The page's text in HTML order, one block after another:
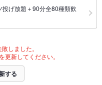
げ放題＋90分全80種類飲
しました。
更新してください。
する